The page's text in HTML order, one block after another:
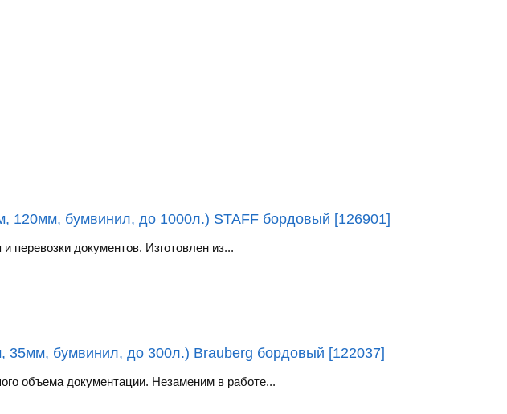
120мм, бумвинил, до 1000л.) STAFF бордовый [126901]
перевозки документов. Изготовлен из...
35мм, бумвинил, до 300л.) Brauberg бордовый [122037]
объема документации. Незаменим в работе...